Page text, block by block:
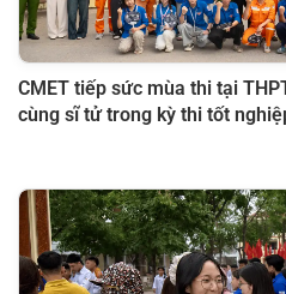
CMET tiếp sức mùa thi tại
cùng sĩ tử trong kỳ thi tốt